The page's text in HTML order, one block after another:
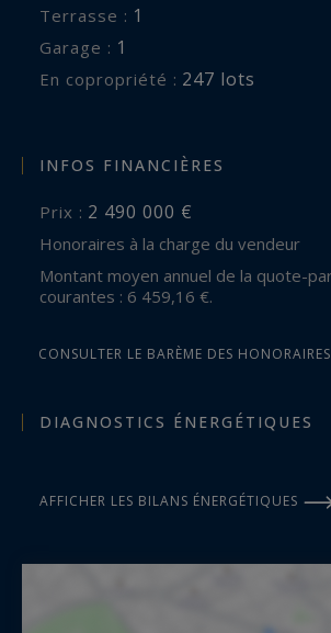
terrasse : 1
garage : 1
En copropriété : 247 lots
INFOS FINANCIÈRES
Prix : 2 490 000 €
Honoraires à la charge du vendeur
Montant moyen annuel de la quote-part de charges
courantes : 6 459,16 €.
CONSULTER LE BARÈME DES HONORAIRES
DIAGNOSTICS ÉNERGÉTIQUES
AFFICHER LES BILANS ÉNERGÉTIQUES